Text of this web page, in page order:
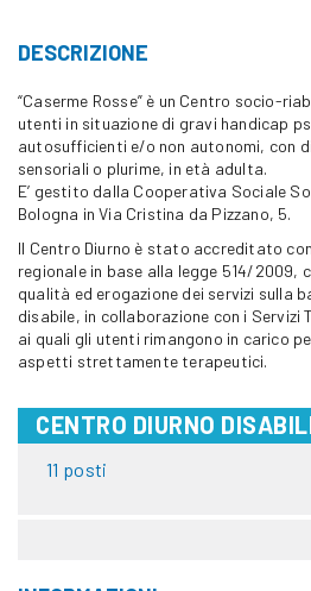
DESCRIZIONE
“Caserme Rosse” è un Centro socio-
utenti in situazione di gravi handicap
autosufficienti e/o non autonomi, con
sensoriali o plurime, in età adulta.
E’ gestito dalla Cooperativa Sociale
Bologna in Via Cristina da Pizzano, 5.
Il Centro Diurno è stato accreditato
regionale in base alla legge 514/2009,
qualità ed erogazione dei servizi sulla
disabile, in collaborazione con i Servizi
ai quali gli utenti rimangono in carico
aspetti strettamente terapeutici.
CENTRO DIURNO
11 posti